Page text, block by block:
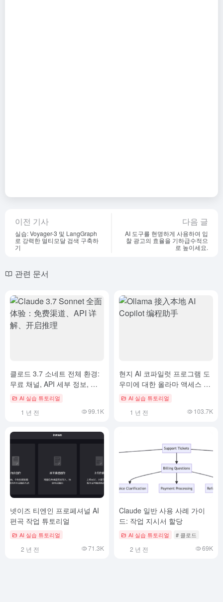
이전 기사
실습: Voyager-3 및 LangGraph
로 강력한 멀티모달 검색 구축하
기
다음 글
AI 도구를 현명하게 사용하여 입
찰 광고의 효율을 기하급수적으
로 높이세요.
관련 문서
클로드 3.7 소네트 전체 환경:
무료 채널, API 세부 정보, 추
론 기능 켜기
AI 실습 튜토리얼
1 년 전 99.1K
현지 AI 코파일럿 프로그램 도
우미에 대한 올라마 액세스 권
한 AI 실습 튜토리얼
1 년 전 103.7K
넷이즈 티엔인 프로페셔널 AI
편곡 작업 튜토리얼
AI 실습 튜토리얼
2 년 전 71.3K
Claude 일반 사용 사례 가이
드: 작업 지시서 할당
AI 실습 튜토리얼 # 클로드
2 년 전 69K